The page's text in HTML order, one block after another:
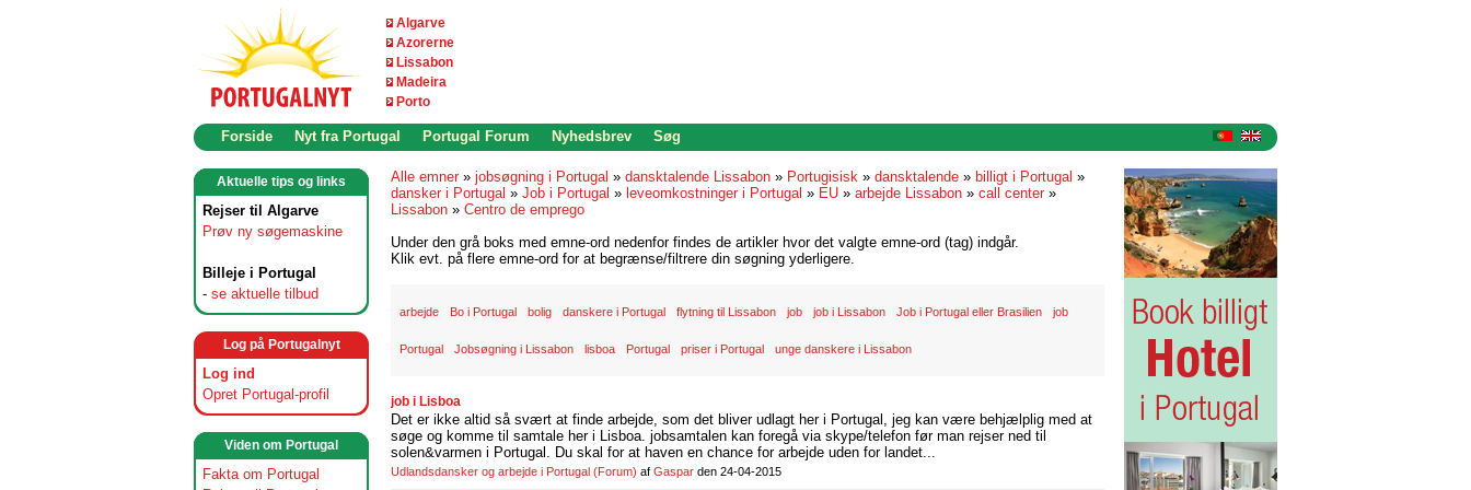
Algarve
Azorerne
Lissabon
Madeira
Porto
Forside Nyt fra Portugal Portugal Forum Nyhedsbrev Søg
Aktuelle tips og links
Rejser til Algarve
Prøv ny søgemaskine
Billeje i Portugal
- se aktuelle tilbud
Log på Portugalnyt
Log ind
Opret Portugal-profil
Viden om Portugal
Fakta om Portugal
Alle emner » jobsøgning i Portugal » dansktalende Lissabon » Portugisisk » dansktalende » billigt i Portugal »
dansker i Portugal » Job i Portugal » leveomkostninger i Portugal » EU » arbejde Lissabon » call center »
Lissabon » Centro de emprego
Under den grå boks med emne-ord nedenfor findes de artikler hvor det valgte emne-ord (tag) indgår.
Klik evt. på flere emne-ord for at begrænse/filtrere din søgning yderligere.
arbejde Bo i Portugal bolig danskere i Portugal flytning til Lissabon job job i Lissabon Job i Portugal eller Brasilien job
Portugal Jobsøgning i Lissabon lisboa Portugal priser i Portugal unge danskere i Lissabon
job i Lisboa
Det er ikke altid så svært at finde arbejde, som det bliver udlagt her i Portugal, jeg kan være behjælplig med at
søge og komme til samtale her i Lisboa. jobsamtalen kan foregå via skype/telefon før man rejser ned til
solen&varmen i Portugal. Du skal for at haven en chance for arbejde uden for landet...
Udlandsdansker og arbejde i Portugal (Forum) af Gaspar den 24-04-2015